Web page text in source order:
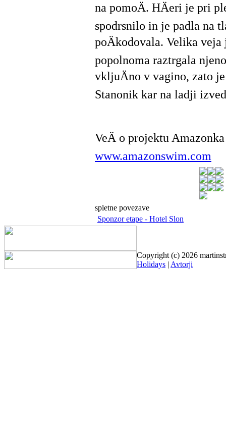
na pomoÄ. HÄeri je pri
spodrsnilo in je padla na
poÄkodovala. Velika veja
popolnoma raztrgala
vkljuÄno v vagino, zato
Stanonik kar na ladji
VeÄ o projektu
www.amazonswim.com
spletne povezave
Sponzor etape - Hotel Slon
Copyright (c) 2026
Holidays | Avtorji